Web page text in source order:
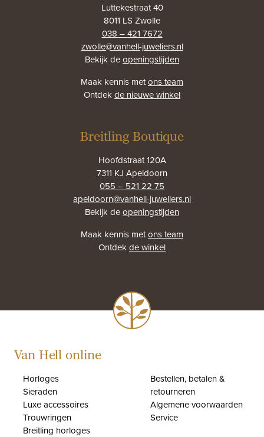
Luttekestraat 40
8011 LS Zwolle
038 – 421 7672
zwolle@vanhell-juweliers.nl
Bekijk deopeningstijden
Maak kennis metons team
Ontdekde nieuwe winkel
Breitling Boutique
Hoofdstraat 120A
7311 KJ Apeldoorn
055 – 521 22 75
apeldoorn@vanhell-juweliers.nl
Bekijk deopeningstijden
Maak kennis metons team
Ontdekde winkel
Van Hell online
Horloges
Sieraden
Luxe accessoires
Trouwringen
Breitling horloges
Bestellen, betalen &
retourneren
Algemene voorwaarden
Service